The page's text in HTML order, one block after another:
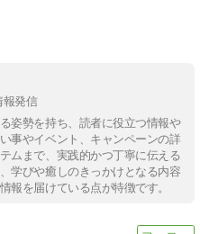
報発信
姿勢を持ち、読者に役立つ情報や
事やイベント、キャンペーンの詳
ムまで、実践的かつ丁寧に伝える
学びや癒しのきっかけとなる内容
報を届けている点が特徴です。